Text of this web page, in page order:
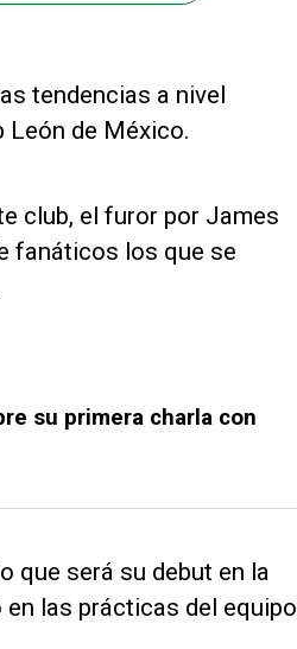
tendencias a nivel
León de México.
club, el furor por James
fanáticos los que se
su primera charla con
que será su debut en la
las prácticas del equipo